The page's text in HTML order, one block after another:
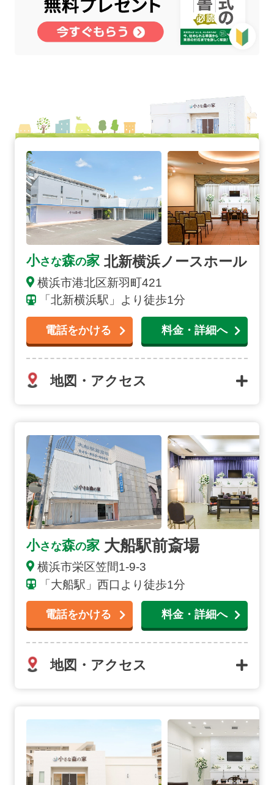
小さな森の家 北新横浜ノースホール
横浜市港北区新羽町421
「北新横浜駅」より徒歩1分
電話をかける 料金・詳細へ
地図・アクセス
小さな森の家 大船駅前斎場
横浜市栄区笠間1-9-3
「大船駅」西口より徒歩1分
電話をかける 料金・詳細へ
地図・アクセス